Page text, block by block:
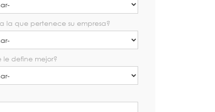
la que pertenece su empresa?
le define mejor?